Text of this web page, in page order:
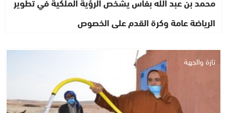
الرياضة عامة وكرة القدم على الخصوص
تازة والجهة